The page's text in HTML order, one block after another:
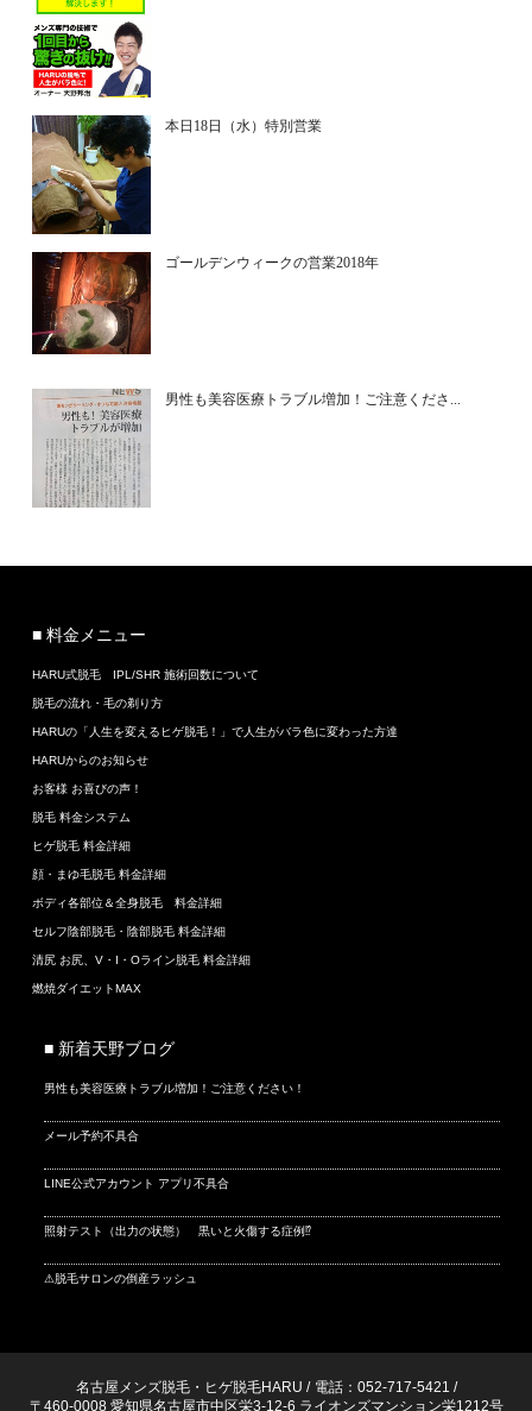
本日18日（水）特別営業
ゴールデンウィークの営業2018年
男性も美容医療トラブル増加！ご注意くださ...
■ 料金メニュー
HARU式脱毛 IPL/SHR 施術回数について
脱毛の流れ・毛の剃り方
HARUの「人生を変えるヒゲ脱毛！」で人生がバラ色に変わった方達
HARUからのお知らせ
お客様 お喜びの声！
脱毛 料金システム
ヒゲ脱毛 料金詳細
顔・まゆ毛脱毛 料金詳細
ボディ各部位＆全身脱毛 料金詳細
セルフ陰部脱毛・陰部脱毛 料金詳細
清尻 お尻、V・I・Oライン脱毛 料金詳細
燃焼ダイエットMAX
■ 新着天野ブログ
男性も美容医療トラブル増加！ご注意ください！
メール予約不具合
LINE公式アカウント アプリ不具合
照射テスト（出力の状態） 黒いと火傷する症例⁉
⚠脱毛サロンの倒産ラッシュ
名古屋メンズ脱毛・ヒゲ脱毛HARU / 電話：052-717-5421 /
〒460-0008 愛知県名古屋市中区栄3-12-6 ライオンズマンション栄1212号